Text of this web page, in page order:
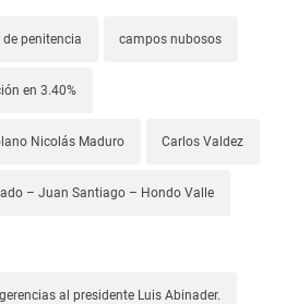
penitencia campos nubosos
en 3.40%
Nicolás Maduro Carlos Valdez
– Juan Santiago – Hondo Valle
al presidente Luis Abinader.